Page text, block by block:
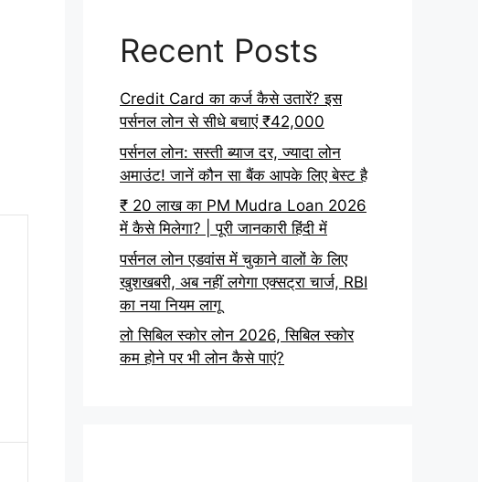
Recent Posts
Credit Card का कर्ज कैसे उतारें? इस
पर्सनल लोन से सीधे बचाएं ₹42,000
पर्सनल लोन: सस्ती ब्याज दर, ज्यादा लोन
अमाउंट! जानें कौन सा बैंक आपके लिए बेस्ट है
₹ 20 लाख का PM Mudra Loan 2026
में कैसे मिलेगा? | पूरी जानकारी हिंदी में
पर्सनल लोन एडवांस में चुकाने वालों के लिए
खुशखबरी, अब नहीं लगेगा एक्सट्रा चार्ज, RBI
का नया नियम लागू
लो सिबिल स्कोर लोन 2026, सिबिल स्कोर
कम होने पर भी लोन कैसे पाएं?